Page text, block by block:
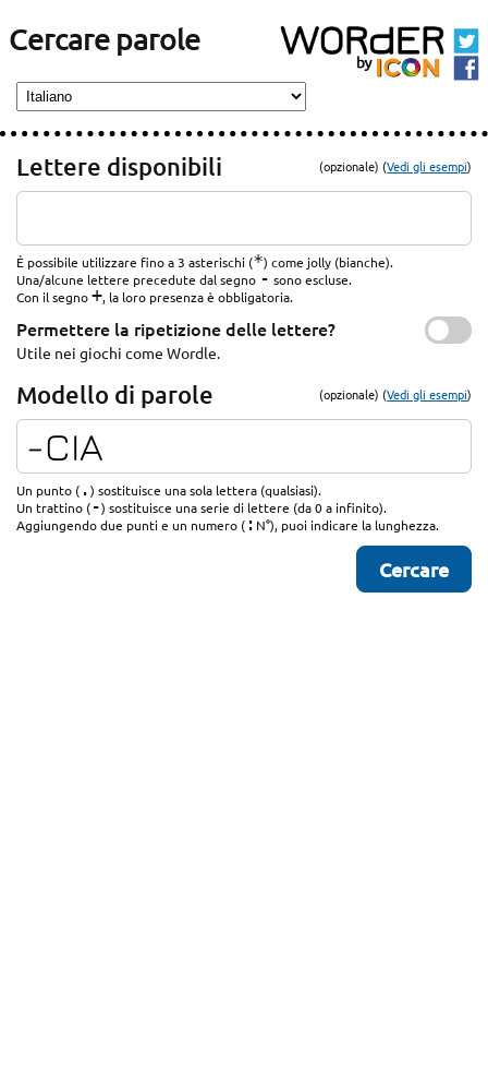
Cercare parole
Lettere disponibili (opzionale) (Vedi gli esempi)
È possibile utilizzare fino a 3 asterischi (*) come jolly (bianche).
Una/alcune lettere precedute dal segno - sono escluse.
Con il segno+, la loro presenza è obbligatoria.
Permettere la ripetizione delle lettere?
Utile nei giochi come Wordle.
Modello di parole (opzionale) (Vedi gli esempi)
Un punto (.) sostituisce una sola lettera (qualsiasi).
Un trattino (-) sostituisce una serie di lettere (da 0 a infinito).
Aggiungendo due punti e un numero (: N°), puoi indicare la lunghezza.